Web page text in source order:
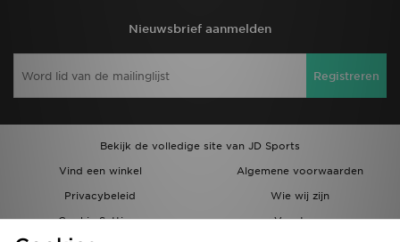
Nieuwsbrief aanmelden
Registreren
Bekijk de volledige site van JD Sports
Vind een winkel
Algemene voorwaarden
Privacybeleid
Wie wij zijn
Cookie Settings
Vacatures